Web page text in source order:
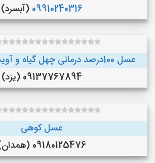
09910240316 (آبسرد)
عسل 100درصد درمانی چهل گیاه و آویشن به ضمانت
09137767894 (یزد)
عسل کوهی
09180125476 (همدان)